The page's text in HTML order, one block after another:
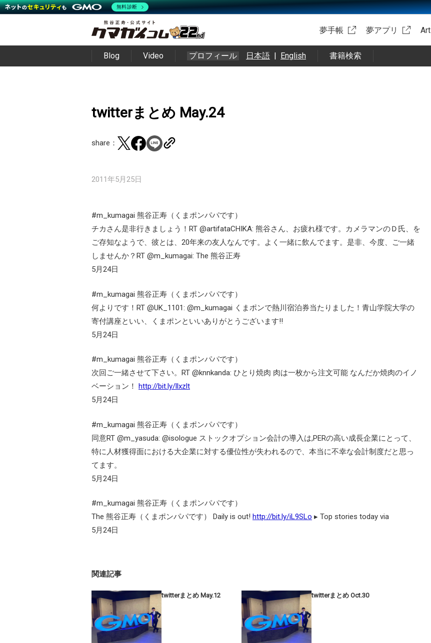
夢手帳 夢アプリ Art
Blog Video プロフィール 日本語 | English 書籍検索
twitterまとめ May.24
share：
2011年5月25日
#m_kumagai 熊谷正寿（くまポンパパです）
チカさん是非行きましょう！RT @artifataCHIKA: 熊谷さん、お疲れ様です。カメラマンのＤ氏、を
ご存知なようで、彼とは、20年来の友人なんです。よく一緒に飲んでます。是非、今度、ご一緒
しませんか？RT @m_kumagai: The 熊谷正寿
5月24日
#m_kumagai 熊谷正寿（くまポンパパです）
何よりです！RT @UK_1101: @m_kumagai くまポンで熱川宿泊券当たりました！青山学院大学の
寄付講座といい、くまポンといいありがとうございます!!
5月24日
#m_kumagai 熊谷正寿（くまポンパパです）
次回ご一緒させて下さい。RT @knnkanda: ひとり焼肉 肉は一枚から注文可能 なんだか焼肉のイノ
ベーション！ http://bit.ly/llxzlt
5月24日
#m_kumagai 熊谷正寿（くまポンパパです）
同意RT @m_yasuda: @isologue ストックオプション会計の導入は,PERの高い成長企業にとって、
特に人材獲得面における大企業に対する優位性が失われるので、本当に不幸な会計制度だと思っ
てます。
5月24日
#m_kumagai 熊谷正寿（くまポンパパです）
The 熊谷正寿（くまポンパパです） Daily is out! http://bit.ly/iL9SLo ▸ Top stories today via
5月24日
関連記事
twitterまとめ May.12 twitterまとめ Oct.30
無料診断